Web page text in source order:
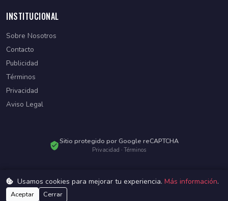
INSTITUCIONAL
Sobre Nosotros
Contacto
Publicidad
Términos
Privacidad
Aviso Legal
Sitio protegido por Google reCAPTCHA
Privacidad · Términos
© 2026 Diario Paraguayo. Todos los derechos reservados.
Desarrollado por
Usamos cookies para mejorar tu experiencia. Más información.
Aceptar Cerrar